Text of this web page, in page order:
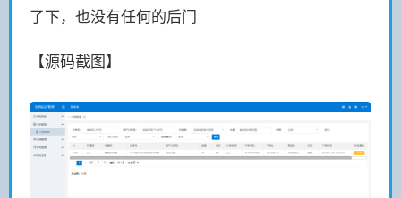
了下，也没有任何的后门
【源码截图】